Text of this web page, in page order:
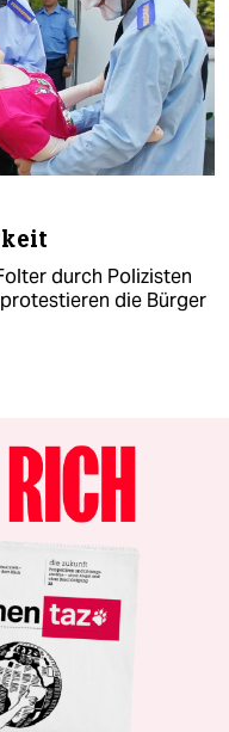
durch Polizisten
die Bürger